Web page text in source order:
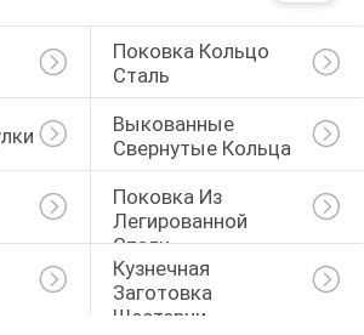
Поковка Кольцо
Сталь
Выкованные
Свернутые Кольца
Поковка Из
Легированной
Стали
Кузнечная
Заготовка
Шестерни